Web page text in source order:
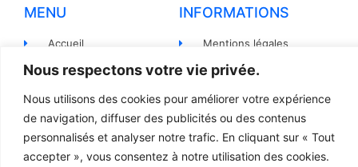
Nous respectons votre vie privée.
Nous utilisons des cookies pour améliorer votre expérience
de navigation, diffuser des publicités ou des contenus
personnalisés et analyser notre trafic. En cliquant sur « Tout
accepter », vous consentez à notre utilisation des cookies.
MENU
Accueil
Produits
Pièces détachées
Devis
INFORMATIONS
Mentions légales
Politiques de
Conditions générales de
vente
Règlement et Expédition